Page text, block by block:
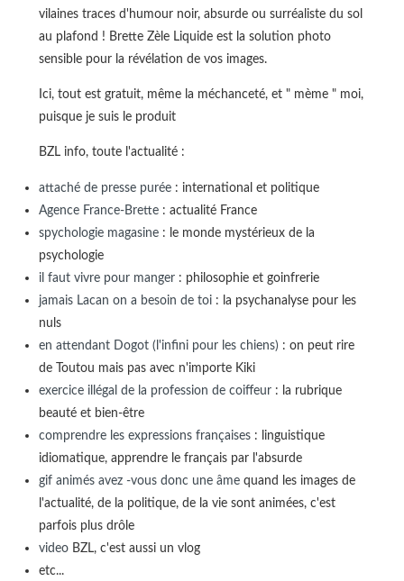
vilaines traces d'humour noir, absurde ou surréaliste du sol
au plafond ! Brette Zèle Liquide est la solution photo
sensible pour la révélation de vos images.
Ici, tout est gratuit, même la méchanceté, et " mème " moi,
puisque je suis le produit
BZL info, toute l'actualité :
attaché de presse purée: international et politique
Agence France-Brette: actualité France
spychologie magasine: le monde mystérieux de la
psychologie
il faut vivre pour manger: philosophie et goinfrerie
jamais Lacan on a besoin de toi: la psychanalyse pour les
nuls
en attendant Dogot (l'infini pour les chiens): on peut rire
de Toutou mais pas avec n'importe Kiki
exercice illégal de la profession de coiffeur: la rubrique
beauté et bien-être
comprendre les expressions françaises: linguistique
idiomatique, apprendre le français par l'absurde
gif animés avez -vous donc une âmequand les images de
l'actualité, de la politique, de la vie sont animées, c'est
parfois plus drôle
videoBZL, c'est aussi un vlog
etc...